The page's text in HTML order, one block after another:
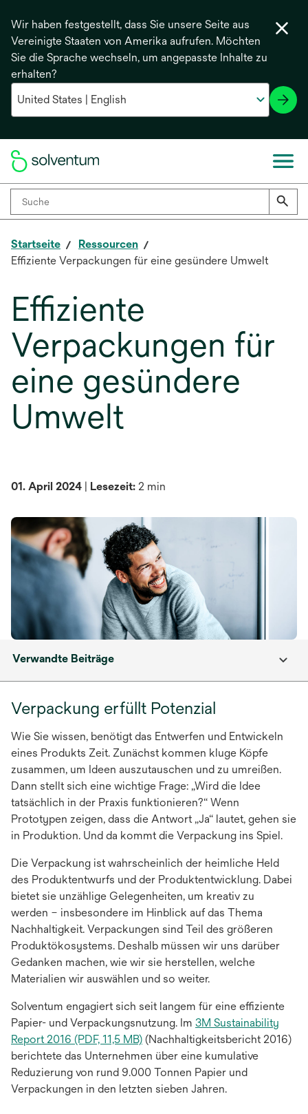
Wir haben festgestellt, dass Sie unsere Seite aus
Vereinigte Staaten von Amerika aufrufen. Möchten
Sie die Sprache wechseln, um angepasste Inhalte zu
erhalten?
Startseite
Ressourcen
Effiziente Verpackungen für eine gesündere Umwelt
Effiziente
Verpackungen für
eine gesündere
Umwelt
01. April 2024 | Lesezeit: 2 min
Verwandte Beiträge
Verpackung erfüllt Potenzial
Wie Sie wissen, benötigt das Entwerfen und Entwickeln
eines Produkts Zeit. Zunächst kommen kluge Köpfe
zusammen, um Ideen auszutauschen und zu umreißen.
Dann stellt sich eine wichtige Frage: „Wird die Idee
tatsächlich in der Praxis funktionieren?“ Wenn
Prototypen zeigen, dass die Antwort „Ja“ lautet, gehen sie
in Produktion. Und da kommt die Verpackung ins Spiel.
Die Verpackung ist wahrscheinlich der heimliche Held
des Produktentwurfs und der Produktentwicklung. Dabei
bietet sie unzählige Gelegenheiten, um kreativ zu
werden – insbesondere im Hinblick auf das Thema
Nachhaltigkeit. Verpackungen sind Teil des größeren
Produktökosystems. Deshalb müssen wir uns darüber
Gedanken machen, wie wir sie herstellen, welche
Materialien wir auswählen und so weiter.
Solventum engagiert sich seit langem für eine effiziente
Papier- und Verpackungsnutzung. Im 3M Sustainability
Report 2016 (PDF, 11,5 MB)wird
in
einer
neuen
(Nachhaltigkeitsbericht 2016)
berichtete das Unternehmen über eine kumulative
Reduzierung von rund 9.000 Tonnen Papier und
Verpackungen in den letzten sieben Jahren.